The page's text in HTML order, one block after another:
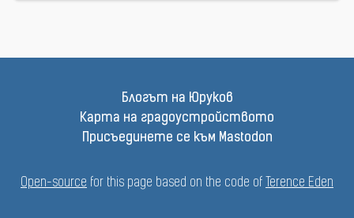
Блогът на Юруков
Карта на градоустройството
Присъединете се към Mastodon
Open-source for this page based on the code of Terence Eden